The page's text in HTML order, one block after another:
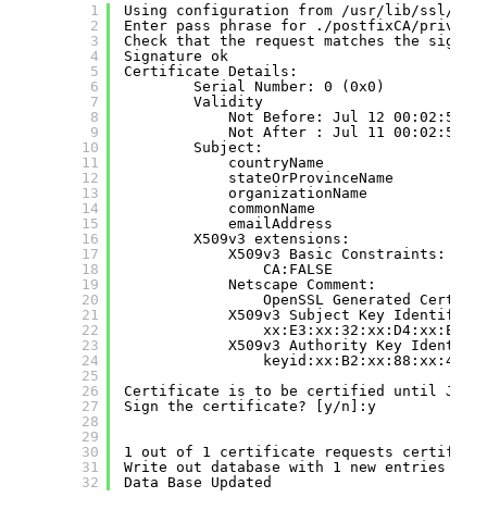
1
2
3
4
5
6
7
8
9
10
11
12
13
14
15
16
17
18
19
20
21
22
23
24
25
26
27
28
29
30
31
32
Using configuration from /usr/lib/ssl/
Enter pass phrase for ./postfixCA/private/
Check that the request matches the
Signature ok
Certificate Details:
Serial Number: 0 (0x0)
Validity
Not Before: Jul 12 00:02:50
Not After : Jul 11 00:02:50
Subject:
countryName               =
stateOrProvinceName       =
organizationName          =
commonName                =
emailAddress              =
X509v3 extensions:
X509v3 Basic Constraints:
CA:FALSE
Netscape Comment:
OpenSSL Generated
X509v3 Subject Key
X509v3 Authority Key
Certificate is to be certified until Jul 11
Sign the certificate? [y/n]:y
1 out of 1 certificate requests certified,
Write out database with 1 new entries
Data Base Updated